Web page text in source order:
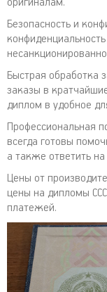
Безопасность и
Быстрая обработка
заказы в
диплом в удобное
Профессиональная
всегда готовы
а также ответить
Цены от
цены на дипломы
платежей.